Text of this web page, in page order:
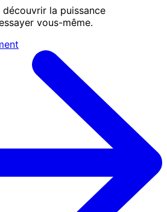
la puissance
vous-même.